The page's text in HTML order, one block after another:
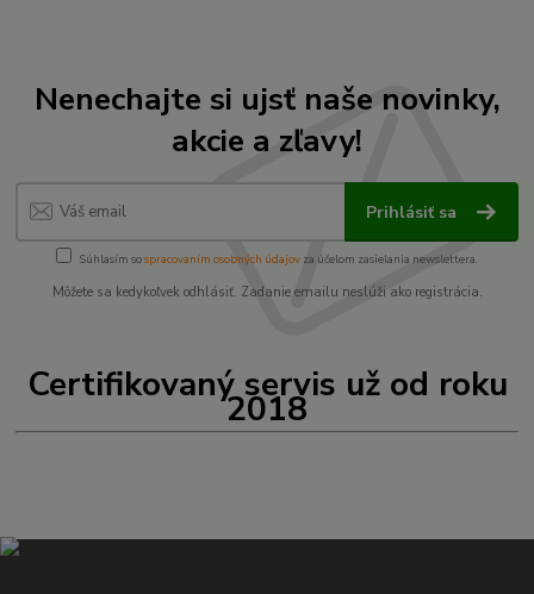
Nenechajte si ujsť naše novinky,
akcie a zľavy!
Prihlásiť sa
Súhlasím sospracovaním osobných údajov za účelom zasielania newslettera.
Môžete sa kedykoľvek odhlásiť. Zadanie emailu neslúži ako registrácia.
Certifikovaný servis už od roku
2018